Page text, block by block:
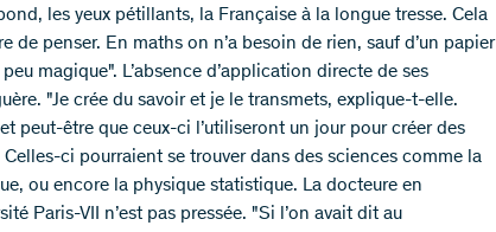
les yeux pétillants, la Française à la longue tresse. Cela
de penser. En maths on n’a besoin de rien, sauf d’un papier
magique". L’absence d’application directe de ses
"Je crée du savoir et je le transmets, explique-t-elle.
peut-être que ceux-ci l’utiliseront un jour pour créer des
ci pourraient se trouver dans des sciences comme la
ou encore la physique statistique. La docteure en
Paris-VII n’est pas pressée. "Si l’on avait dit au